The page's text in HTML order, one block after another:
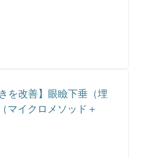
を改善】眼瞼下垂（埋
マイクロメソッド＋